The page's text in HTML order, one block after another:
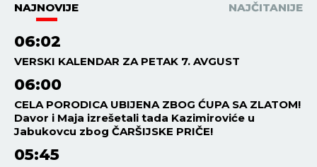
NAJNOVIJE NAJČITANIJE
06:02
VERSKI KALENDAR ZA PETAK 7. AVGUST
06:00
CELA PORODICA UBIJENA ZBOG ĆUPA SA ZLATOM!
Davor i Maja izrešetali tada Kazimiroviće u
Jabukovcu zbog ČARŠIJSKE PRIČE!
05:45